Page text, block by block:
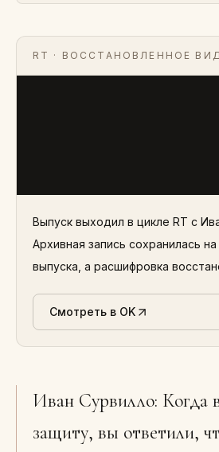
RT · ВОССТАНОВЛЕННОЕ
Выпуск выходил в цикле RT с
Архивная запись сохранилась
выпуска, а расшифровка
Смотреть в OK
Иван Сурвилло: Когда
защиту, вы ответили,